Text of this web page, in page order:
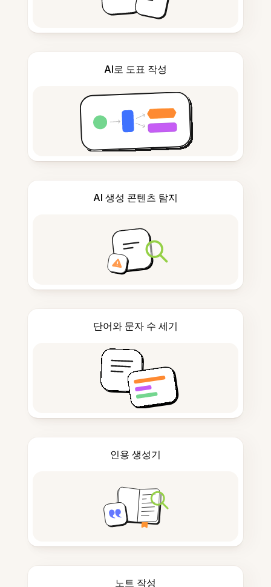
AI로 도표 작성
AI 생성 콘텐츠 탐지
단어와 문자 수 세기
인용 생성기
노트 작성